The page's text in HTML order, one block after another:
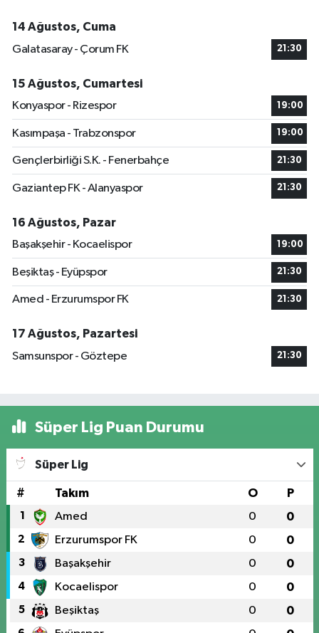
14 Ağustos, Cuma
Galatasaray - Çorum FK
21:30
15 Ağustos, Cumartesi
Konyaspor - Rizespor
19:00
Kasımpaşa - Trabzonspor 19:00
Gençlerbirliği S.K. - Fenerbahçe 21:30
Gaziantep FK - Alanyaspor 21:30
16 Ağustos, Pazar
Başakşehir - Kocaelispor
19:00
Beşiktaş - Eyüpspor 21:30
Amed - Erzurumspor FK 21:30
17 Ağustos, Pazartesi
Samsunspor - Göztepe
21:30
Süper Lig Puan Durumu
Süper Lig
# Takım O P
1 Amed 0 0
2 Erzurumspor FK 0 0
3 Başakşehir 0 0
4 Kocaelispor 0 0
5 Beşiktaş 0 0